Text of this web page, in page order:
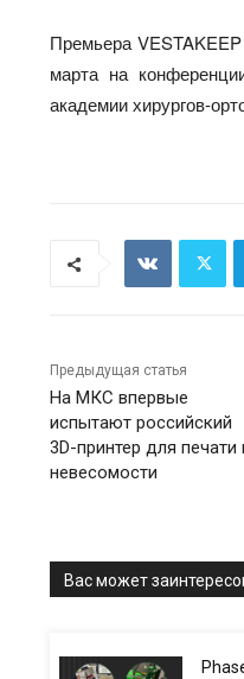
Премьера
марта на
академии хирургов-
Предыдущая статья
На МКС впервые
испытают российский
3D-принтер для печати
невесомости
Вас может